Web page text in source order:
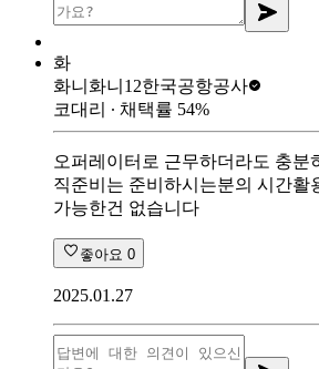
화
화니화니12한국공항공사
코대리 ∙ 채택률 54%
오퍼레이터로 근무하더라도 충분
직준비는 준비하시는분의 시간활
가능한건 없습니다
좋아요 0
2025.01.27